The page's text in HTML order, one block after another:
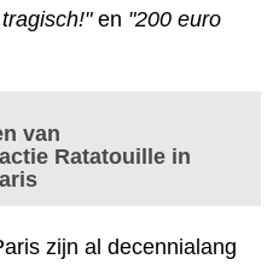
en "200 euro
van
Ratatouille in
zijn al decennialang